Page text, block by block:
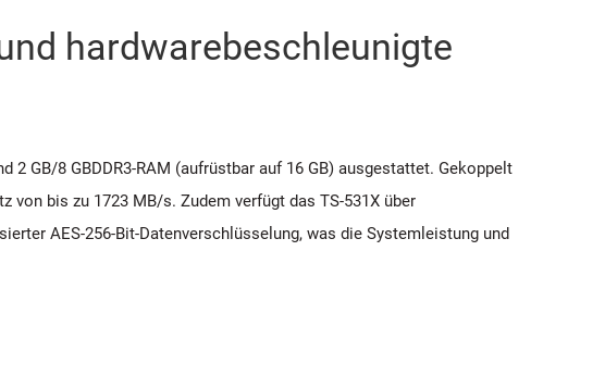
hardwarebeschleunigte
2 GB/8 GBDDR3-RAM (aufrüstbar auf 16 GB) ausgestattet. Gekoppelt
von bis zu 1723 MB/s. Zudem verfügt das TS-531X über
AES-256-Bit-Datenverschlüsselung, was die Systemleistung und